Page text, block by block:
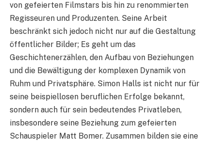
von gefeierten Filmstars bis hin zu renommierten
Regisseuren und Produzenten. Seine Arbeit
beschränkt sich jedoch nicht nur auf die Gestaltung
öffentlicher Bilder; Es geht um das
Geschichtenerzählen, den Aufbau von Beziehungen
und die Bewältigung der komplexen Dynamik von
Ruhm und Privatsphäre. Simon Halls ist nicht nur für
seine beispiellosen beruflichen Erfolge bekannt,
sondern auch für sein bedeutendes Privatleben,
insbesondere seine Beziehung zum gefeierten
Schauspieler Matt Bomer. Zusammen bilden sie eine